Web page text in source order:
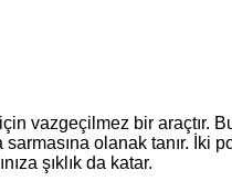
vazgeçilmez bir araçtır.
olanak tanır. İki
şıklık da katar.